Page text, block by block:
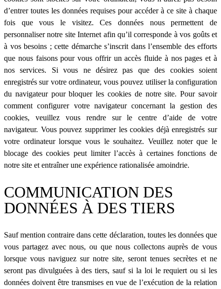
d’entrer toutes les données requises pour accéder à ce site à chaque
fois que vous le visitez. Ces données nous permettent de
personnaliser notre site Internet afin qu’il corresponde à vos goûts et
à vos besoins ; cette démarche s’inscrit dans l’ensemble des efforts
que nous faisons pour vous offrir un accès fluide à nos pages et à
nos services. Si vous ne désirez pas que des cookies soient
enregistrés sur votre ordinateur, vous pouvez utiliser la configuration
du navigateur pour bloquer les cookies de notre site. Pour savoir
comment configurer votre navigateur concernant la gestion des
cookies, veuillez vous rendre sur le centre d’aide de votre
navigateur. Vous pouvez supprimer les cookies déjà enregistrés sur
votre ordinateur lorsque vous le souhaitez. Veuillez noter que le
blocage des cookies peut limiter l’accès à certaines fonctions de
notre site et entraîner une expérience rationalisée amoindrie.
COMMUNICATION DES
DONNÉES À DES TIERS
Sauf mention contraire dans cette déclaration, toutes les données que
vous partagez avec nous, ou que nous collectons auprès de vous
lorsque vous naviguez sur notre site, seront tenues secrètes et ne
seront pas divulguées à des tiers, sauf si la loi le requiert ou si les
données doivent être transmises en vue de l’exécution de la relation